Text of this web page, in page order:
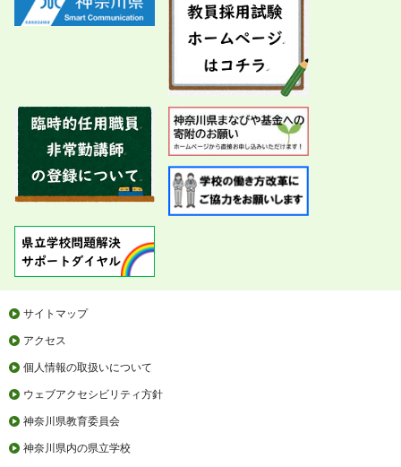
サイトマップ
アクセス
個人情報の取扱いについて
ウェブアクセシビリティ方針
神奈川県教育委員会
神奈川県内の県立学校